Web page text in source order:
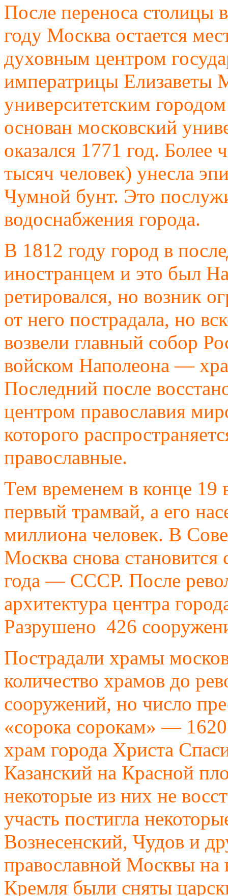
После переноса столицы
году Москва остается
духовным центром
императрицы Елизаветы
университетским
основан московский
оказался 1771 год. Более
тысяч человек) унесла
Чумной бунт. Это
водоснабжения города.
В 1812 году город в
иностранцем и это был
ретировался, но возник
от него пострадала, но
возвели главный собор
войском Наполеона —
Последний после
центром православия
которого
православные.
Тем временем в конце 19
первый трамвай, а его
миллиона человек. В
Москва снова
года — СССР. После
архитектура центра
Разрушено 426
Пострадали храмы
количество храмов до
сооружений, но число
«сорока сорокам» —
храм города Христа
Казанский на Красной
некоторые из них не
участь постигла
Вознесенский, Чудов и
православной Москвы на
Кремля были сняты